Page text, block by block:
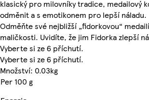
klasický pro milovníky tradice, medailový
odměnit a s emotikonem pro lepší náladu.
Odměňte své nejbližší „fidorkovou“
maličkosti. Uvidíte, že jim Fidorka zlepší
Vyberte si ze 6 příchutí.
Vyberte si ze 6 příchutí.
Množství: 0.03kg
Per 100 g